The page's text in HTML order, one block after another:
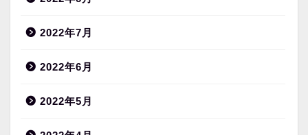
2022年7月
2022年6月
2022年5月